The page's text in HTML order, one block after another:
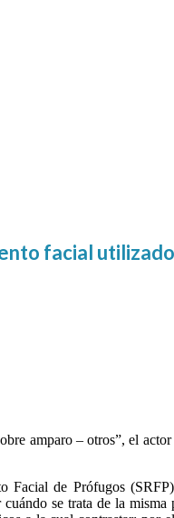
facial
amparo – otros”, el
de Prófugos
se trata de la